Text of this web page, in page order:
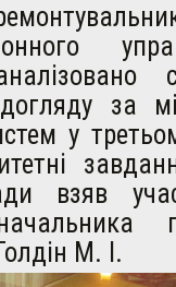
за
у
взяв
М. І.